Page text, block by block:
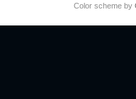
Color scheme by